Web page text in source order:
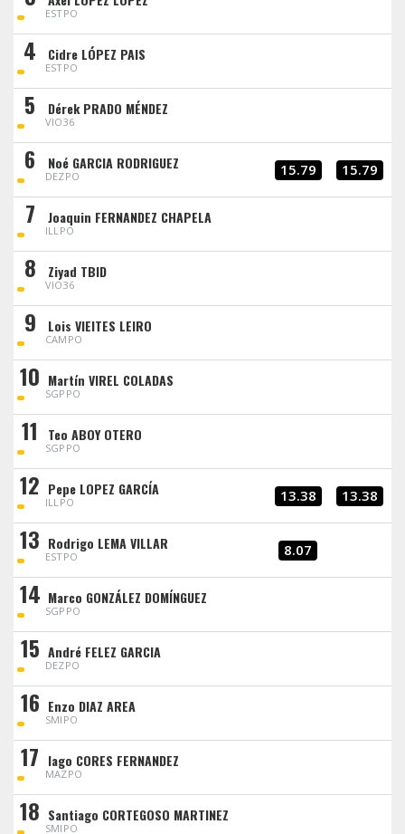
ESTPO
4 Cidre LÓPEZ PAIS
ESTPO
5 Dérek PRADO MÉNDEZ
VIO36
6 Noé GARCIA RODRIGUEZ
DEZPO 15.79 15.79
7 Joaquin FERNANDEZ CHAPELA
ILLPO
8 Ziyad TBID
VIO36
9 Lois VIEITES LEIRO
CAMPO
10 Martín VIREL COLADAS
SGPPO
11 Teo ABOY OTERO
SGPPO
12 Pepe LOPEZ GARCÍA
ILLPO 13.38 13.38
13 Rodrigo LEMA VILLAR
ESTPO 8.07
14 Marco GONZÁLEZ DOMÍNGUEZ
SGPPO
15 André FELEZ GARCIA
DEZPO
16 Enzo DIAZ AREA
SMIPO
17 Iago CORES FERNANDEZ
MAZPO
18 Santiago CORTEGOSO MARTINEZ
SMIPO